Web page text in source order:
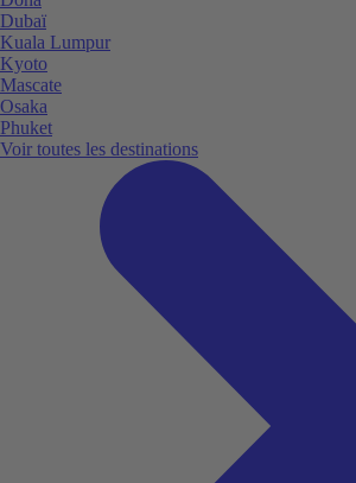
Dubaï
Kuala Lumpur
Kyoto
Mascate
Osaka
Phuket
Voir toutes les destinations